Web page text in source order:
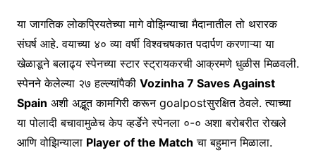
या जागतिक लोकप्रियतेच्या मागे वोझिन्याचा मैदानातील तो थरारक
संघर्ष आहे. वयाच्या ४० व्या वर्षी विश्वचषकात पदार्पण करणाऱ्या या
खेळाडूने बलाढ्य स्पेनच्या स्टार स्ट्रायकरची आक्रमणे धुळीस मिळवली.
स्पेनने केलेल्या २७ हल्ल्यांपैकी Vozinha 7 Saves Against
Spain अशी अद्भूत कामगिरी करून goalpostसुरक्षित ठेवले. त्याच्या
या पोलादी बचावामुळेच केप व्हर्डेने स्पेनला ०-० अशा बरोबरीत रोखले
आणि वोझिन्याला Player of the Match चा बहुमान मिळाला.